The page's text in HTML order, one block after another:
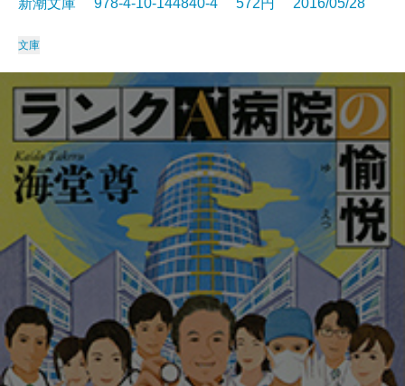
新潮文庫 978-4-10-144840-4 572円 2016/05/28
文庫